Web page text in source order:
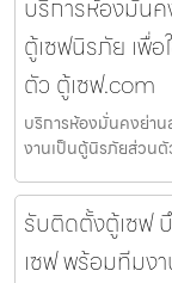
บริการห้องมั่นค
ตู้เซฟนิรภัย เพื่
ตัว ตู้เซฟ.com
บริการห้องมั่นคงย่าน
งานเป็นตู้นิรภัยส่วนตั
รับติดตั้งตู้เซฟ
เซฟ พร้อมทีมง